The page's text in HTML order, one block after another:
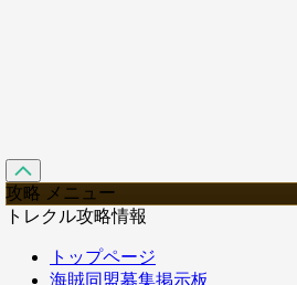
攻略 メニュー
トレクル攻略情報
トップページ
海賊同盟募集掲示板